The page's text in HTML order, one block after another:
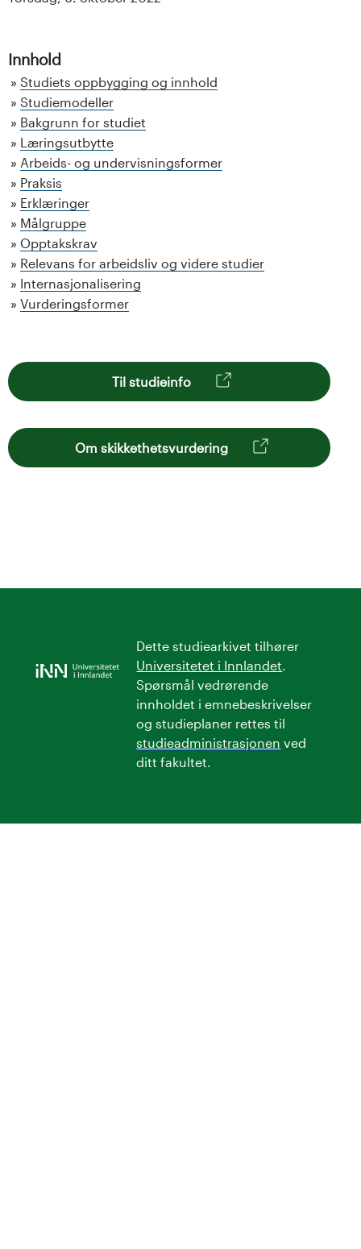
Innhold
Studiets oppbygging og innhold
Studiemodeller
Bakgrunn for studiet
Læringsutbytte
Arbeids- og undervisningsformer
Praksis
Erklæringer
Målgruppe
Opptakskrav
Relevans for arbeidsliv og videre studier
Internasjonalisering
Vurderingsformer
Til studieinfo
Om skikkethetsvurdering
Dette studiearkivet tilhører
Universitetet i Innlandet
Spørsmål vedrørende
innholdet i emnebeskrivelser
og studieplaner rettes til
studieadministrasjonen ved
ditt fakultet.